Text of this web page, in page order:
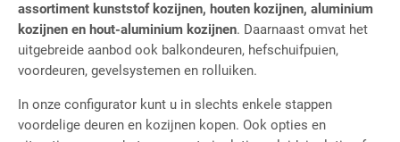
assortiment kunststof kozijnen, houten kozijnen, aluminium
kozijnen en hout-aluminium kozijnen. Daarnaast omvat het
uitgebreide aanbod ook balkondeuren, hefschuifpuien,
voordeuren, gevelsystemen en rolluiken.
In onze configurator kunt u in slechts enkele stappen
voordelige deuren en kozijnen kopen. Ook opties en